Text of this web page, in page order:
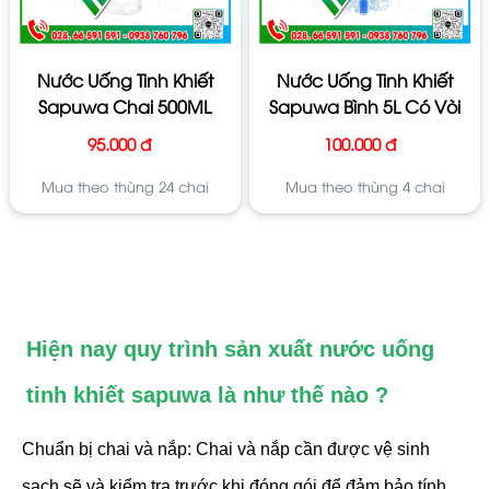
Nước Uống Tinh Khiết
Sapuwa Chai 500ML
95.000 đ
Mua theo thùng 24 chai
Nước Uống Tinh Khiết
Sapuwa Bình 5L Có Vòi
100.000 đ
Mua theo thùng 4 chai
Hiện nay quy trình sản xuất nước uống
tinh khiết sapuwa là như thế nào ?
Chuẩn bị chai và nắp: Chai và nắp cần được vệ sinh